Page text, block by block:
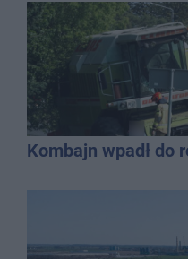
Kombajn wpadł do